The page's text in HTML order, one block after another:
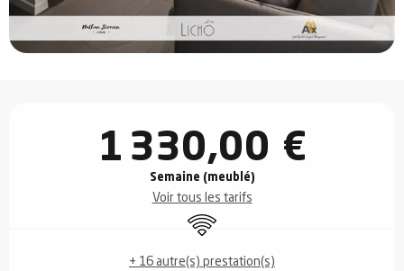
1 330,00 €
Semaine (meublé)
Voir tous les tarifs
WiFi
+ 16 autre(s) prestation(s)